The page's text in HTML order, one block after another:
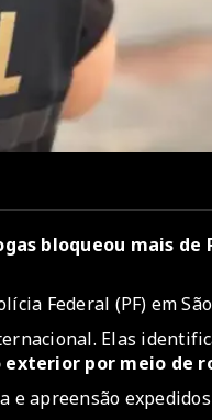
bloqueou mais de
Federal (PF) em
Elas
exterior por meio de
apreensão